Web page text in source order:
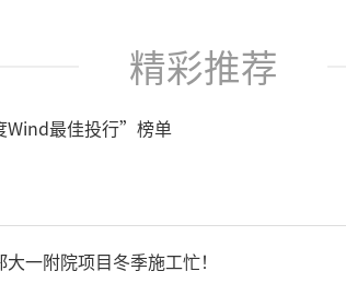
精彩推荐
Wind最佳投行”榜单
一附院项目冬季施工忙！